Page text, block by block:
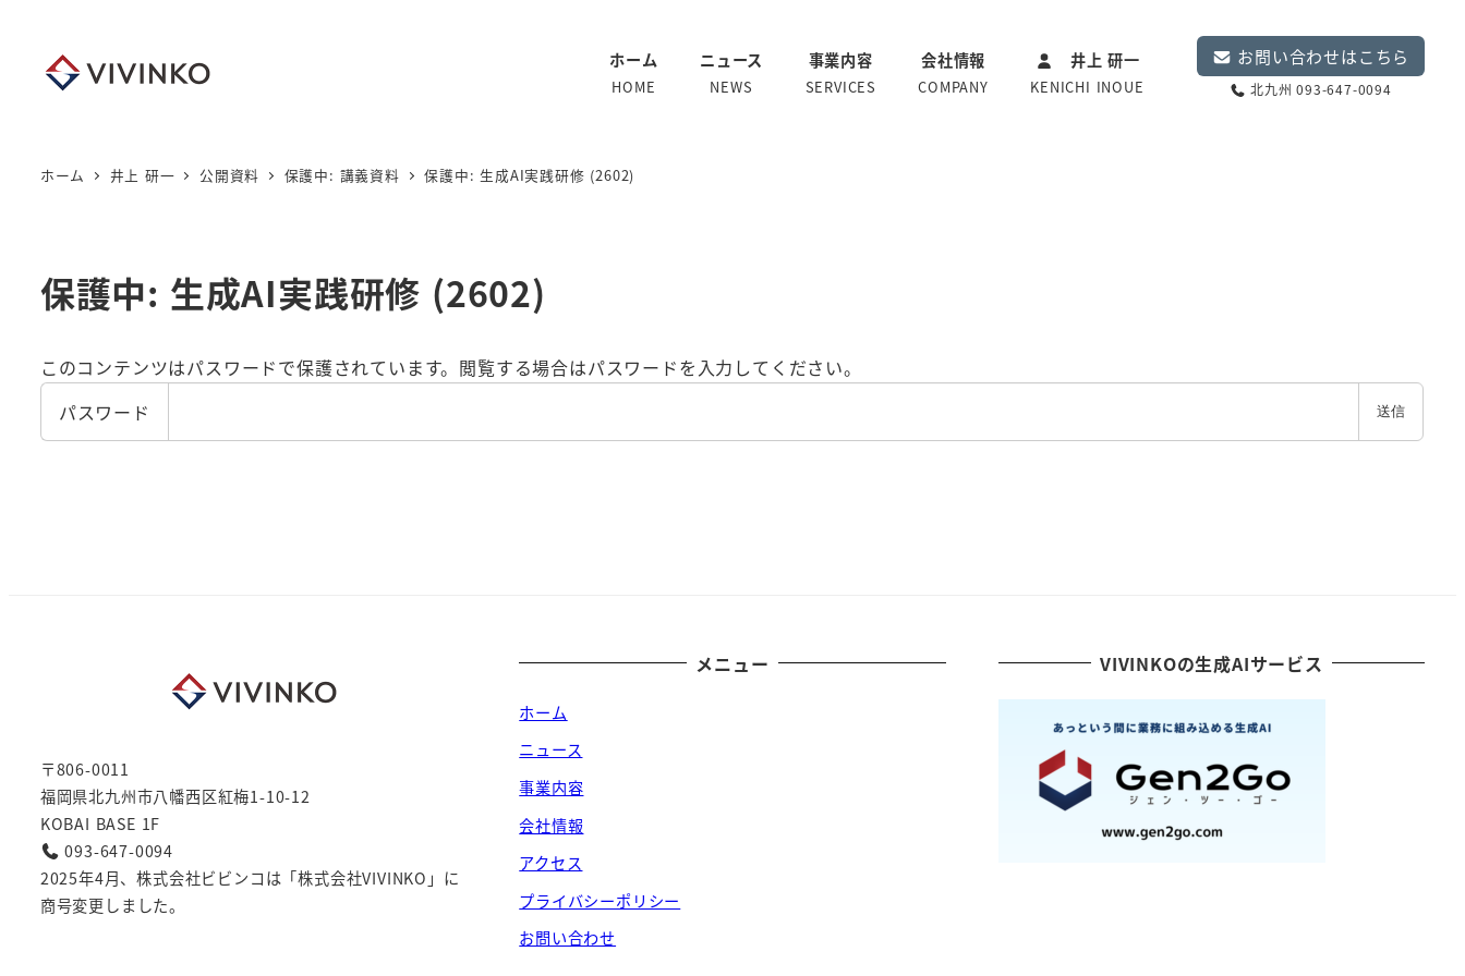
ホーム
HOME
ニュース
NEWS
事業内容
SERVICES
会社情報
COMPANY
井上 研一
KENICHI INOUE
お問い合わせはこちら
北九州 093-647-0094
ホーム 井上 研一 公開資料 保護中: 講義資料 保護中: 生成AI実践研修 (2602)
保護中: 生成AI実践研修 (2602)
このコンテンツはパスワードで保護されています。閲覧する場合はパスワードを入力してください。
パスワード
〒806-0011
福岡県北九州市八幡西区紅梅1-10-12
KOBAI BASE 1F
093-647-0094
2025年4月、株式会社ビビンコは「株式会社VIVINKO」に
商号変更しました。
メニュー
ホーム
ニュース
事業内容
会社情報
アクセス
プライバシーポリシー
お問い合わせ
VIVINKOの生成AIサービス